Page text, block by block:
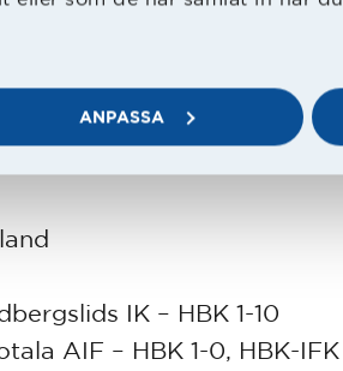
ANPASSA
på takten utan vann även
tillbaka i Allsvenskan
IK – HBK 1-10
AIF – HBK 1-0, HBK-